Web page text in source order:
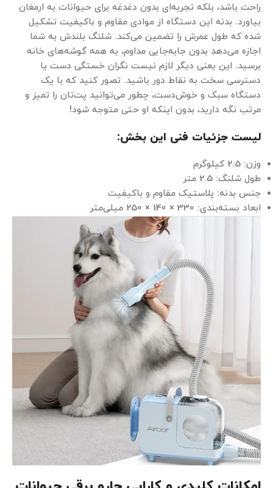
راحت باشد، بلکه تجربه‌ای بدون دغدغه برای حیوانات به ارمغان
بیاورد. بدنه این دستگاه از موادی مقاوم و باکیفیت تشکیل
شده که طول عمرش را تضمین می‌کند. شلنگ بلندش به شما
اجازه می‌دهد بدون جابه‌جایی مداوم، به همه گوشه‌های خانه
برسید. این یعنی دیگر لازم نیست نگران خستگی دست یا
دسترسی سخت به نقاط دور باشید. تصور کنید که با یک
دستگاه سبک و خوش‌دست، چطور می‌توانید پت‌تان را تمیز و
مرتب نگه دارید، بدون اینکه او حتی متوجه شود!
لیست جزئیات فنی این بخش:
وزن: 2.5 کیلوگرم
طول شلنگ: 2.5 متر
جنس بدنه: پلاستیک مقاوم و باکیفیت
ابعاد بسته‌بندی: 330 × 140 × 250 میلی‌متر